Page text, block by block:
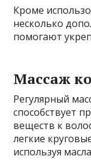
Кроме
несколько
помогают
Массаж
Регулярный
способствует
веществ к
легкие
используя